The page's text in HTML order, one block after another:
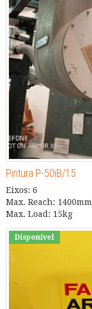
Pintura P-50iB/15
Eixos: 6
Max. Reach: 1400mm
Max. Load: 15kg
Disponível